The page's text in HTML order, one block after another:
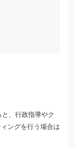
、行政指導やク
ングを行う場合は